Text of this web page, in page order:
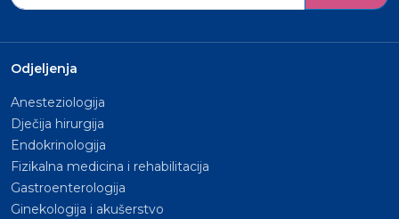
Odjeljenja
Anesteziologija
Dječija hirurgija
Endokrinologija
Fizikalna medicina i rehabilitacija
Gastroenterologija
Ginekologija i akušerstvo